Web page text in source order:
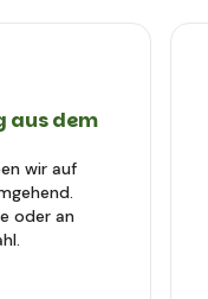
aus dem
wir auf
oder an